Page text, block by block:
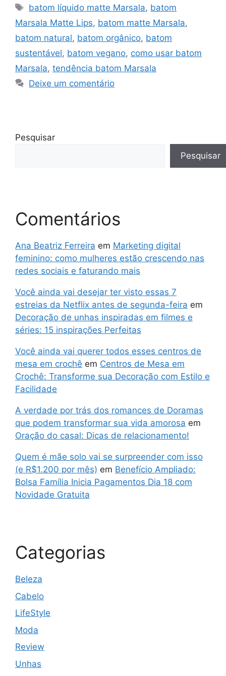
Tags
batom líquido matte Marsala, batom
Marsala Matte Lips, batom matte Marsala,
batom natural, batom orgânico, batom
sustentável, batom vegano, como usar batom
Marsala, tendência batom Marsala
Deixe um comentário
Pesquisar
Pesquisar
Comentários
Ana Beatriz Ferreira em Marketing digital
feminino: como mulheres estão crescendo nas
redes sociais e faturando mais
Você ainda vai desejar ter visto essas 7
estreias da Netflix antes de segunda-feira em
Decoração de unhas inspiradas em filmes e
séries: 15 inspirações Perfeitas
Você ainda vai querer todos esses centros de
mesa em crochê em Centros de Mesa em
Crochê: Transforme sua Decoração com Estilo e
Facilidade
A verdade por trás dos romances de Doramas
que podem transformar sua vida amorosa em
Oração do casal: Dicas de relacionamento!
Quem é mãe solo vai se surpreender com isso
(e R$1.200 por mês) em Benefício Ampliado:
Bolsa Família Inicia Pagamentos Dia 18 com
Novidade Gratuita
Categorias
Beleza
Cabelo
LifeStyle
Moda
Review
Unhas